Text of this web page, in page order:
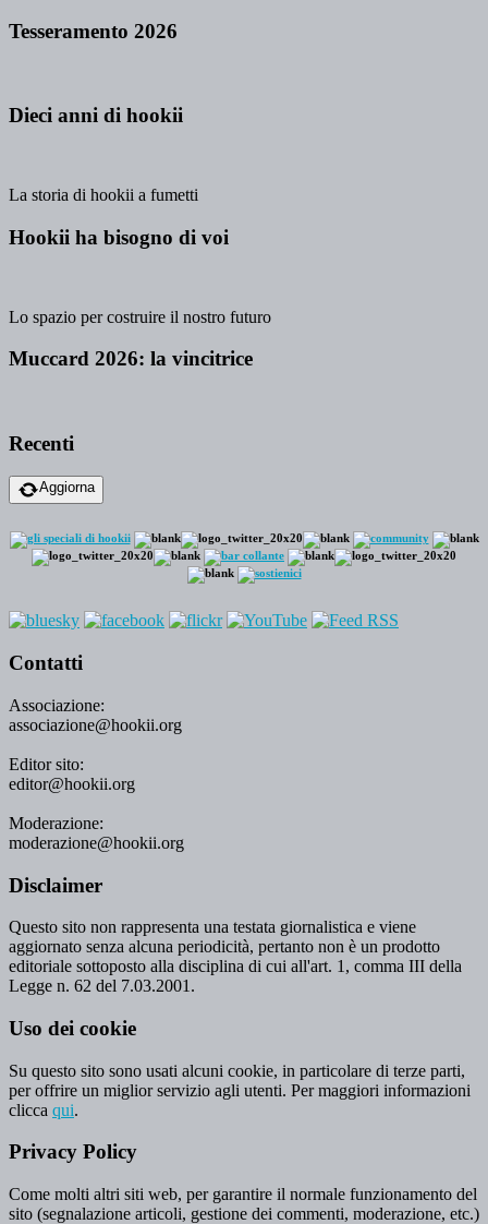
Tesseramento 2026
Dieci anni di hookii
La storia di hookii a fumetti
Hookii ha bisogno di voi
Lo spazio per costruire il nostro futuro
Muccard 2026: la vincitrice
Recenti
Aggiorna
Contatti
Associazione:
associazione@hookii.org
Editor sito:
editor@hookii.org
Moderazione:
moderazione@hookii.org
Disclaimer
Questo sito non rappresenta una testata giornalistica e viene
aggiornato senza alcuna periodicità, pertanto non è un prodotto
editoriale sottoposto alla disciplina di cui all'art. 1, comma III della
Legge n. 62 del 7.03.2001.
Uso dei cookie
Su questo sito sono usati alcuni cookie, in particolare di terze parti,
per offrire un miglior servizio agli utenti. Per maggiori informazioni
clicca qui.
Privacy Policy
Come molti altri siti web, per garantire il normale funzionamento del
sito (segnalazione articoli, gestione dei commenti, moderazione, etc.)